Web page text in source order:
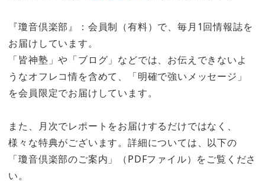
『瓊音倶楽部』：会員制（有料）で、毎月1回情報誌を
お届けしています。
「皆神塾」や「ブログ」などでは、お伝えできないよ
うなオフレコ情を含めて、「明確で強いメッセージ」
を会員限定でお届けしています。
また、月次でレポートをお届けするだけではなく、
様々な特典がございます。詳細については、以下の
「瓊音倶楽部のご案内」（PDFファイル）をご覧くださ
い。